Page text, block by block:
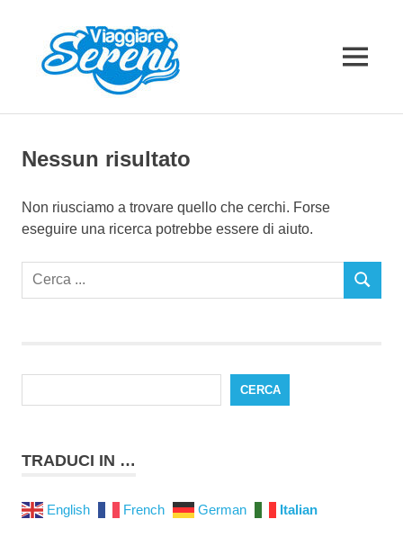
contenuto
MENU
Nessun risultato
Non riusciamo a trovare quello che cerchi. Forse
eseguire una ricerca potrebbe essere di aiuto.
Cerca:
CERCA
CERCA
TRADUCI IN …
English French German Italian